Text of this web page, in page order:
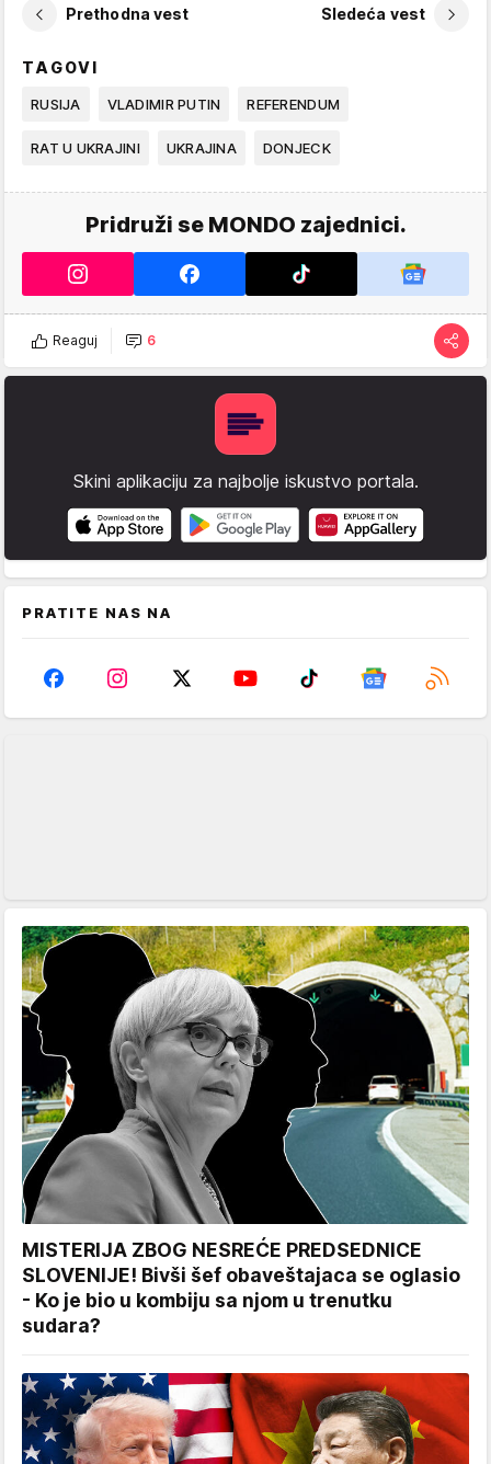
Prethodna vest Sledeća vest
TAGOVI
RUSIJA VLADIMIR PUTIN REFERENDUM
RAT U UKRAJINI UKRAJINA DONJECK
Pridruži se MONDO zajednici.
Reaguj 6
Skini aplikaciju za najbolje iskustvo portala.
PRATITE NAS NA
MISTERIJA ZBOG NESREĆE PREDSEDNICE
SLOVENIJE! Bivši šef obaveštajaca se oglasio
- Ko je bio u kombiju sa njom u trenutku
sudara?